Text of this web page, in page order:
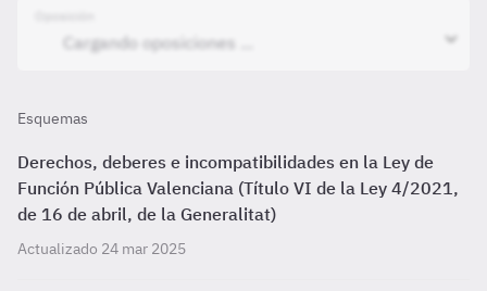
Esquemas
Derechos, deberes e incompatibilidades en la Ley de
Función Pública Valenciana (Título VI de la Ley 4/2021,
de 16 de abril, de la Generalitat)
Actualizado 24 mar 2025